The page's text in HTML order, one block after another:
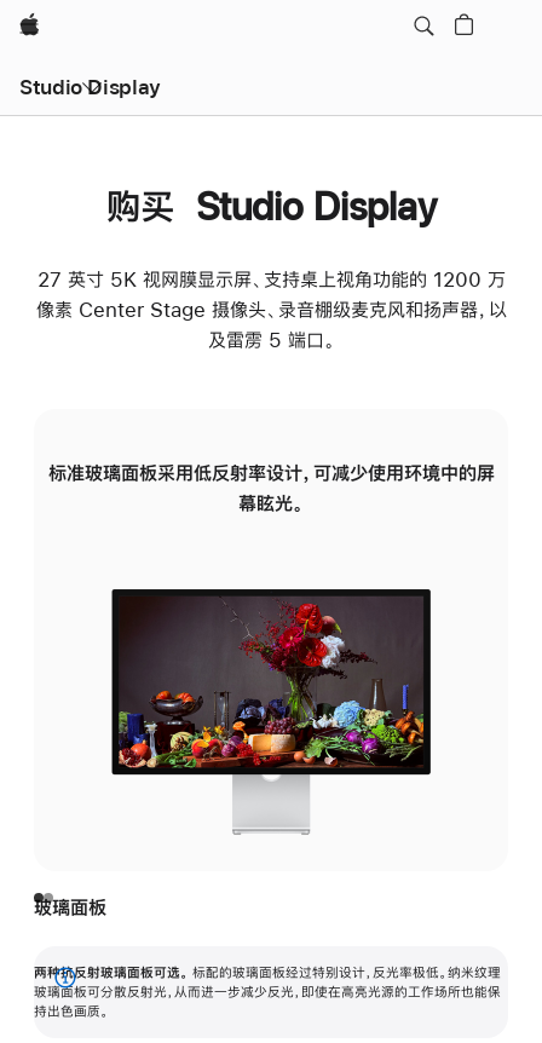
Apple
Studio Display
购买 Studio Display
27 英寸 5K 视网膜显示屏、支持桌上视角功能的 1200 万
像素 Center Stage 摄像头、录音棚级麦克风和扬声器，以
及雷雳 5 端口。
标准玻璃面板采用低反射率设计，可减少使用环境中的屏
幕眩光。
玻璃面板
两种抗反射玻璃面板可选。 标配的玻璃面板经过特别设计，反光率极低。纳米纹理
玻璃面板可分散反射光，从而进一步减少反光，即使在高亮光源的工作场所也能保
持出色画质。
展
开